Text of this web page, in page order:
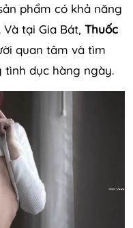
phẩm có khả năng
. Và tại Gia Bát, Thuốc
quan tâm và tìm
tình dục hàng ngày.